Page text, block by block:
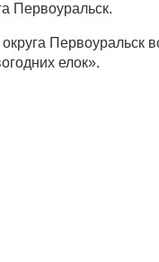
Первоуральск.
Первоуральск
елок».